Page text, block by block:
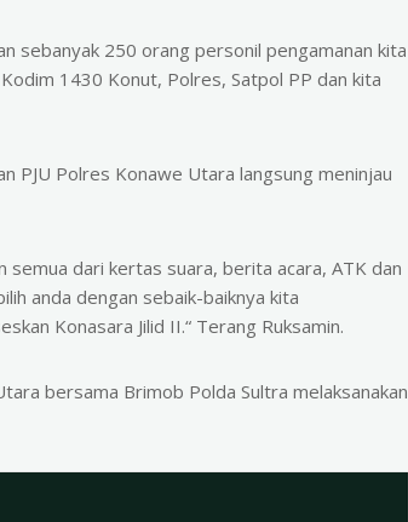
sebanyak 250 orang personil pengamanan kita
1430 Konut, Polres, Satpol PP dan kita
PJU Polres Konawe Utara langsung meninjau
semua dari kertas suara, berita acara, ATK dan
anda dengan sebaik-baiknya kita
Konasara Jilid II.“ Terang Ruksamin.
bersama Brimob Polda Sultra melaksanakan